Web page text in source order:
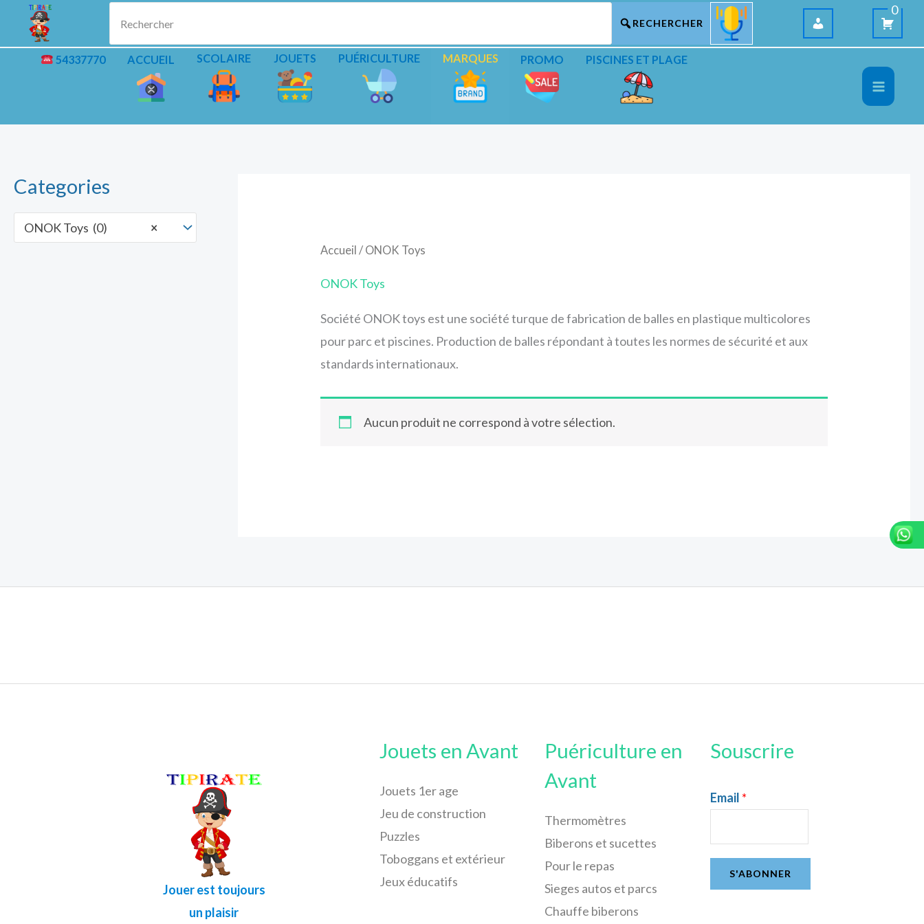
contenu
0
54337770 ACCUEIL SCOLAIRE JOUETS PUÉRICULTURE MARQUES PROMO PISCINES ET PLAGE
Categories
×
ONOK Toys (0)
Accueil / ONOK Toys
ONOK Toys
Société ONOK toys est une société turque de fabrication de balles en plastique multicolores
pour parc et piscines. Production de balles répondant à toutes les normes de sécurité et aux
standards internationaux.
Aucun produit ne correspond à votre sélection.
Jouer est toujours
un plaisir
Jouets en Avant
Jouets 1er age
Jeu de construction
Puzzles
Toboggans et extérieur
Jeux éducatifs
Puériculture en
Avant
Thermomètres
Biberons et sucettes
Pour le repas
Sieges autos et parcs
Chauffe biberons
Souscrire
Email *
S'ABONNER